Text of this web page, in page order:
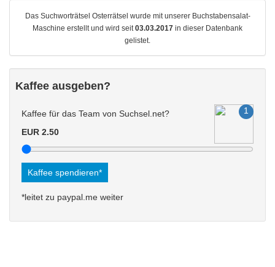
Das Suchworträtsel Osterrätsel wurde mit unserer Buchstabensalat-
Maschine erstellt und wird seit 03.03.2017 in dieser Datenbank
gelistet.
Kaffee ausgeben?
Kaffee für das Team von Suchsel.net?
EUR 2.50
Kaffee spendieren*
*leitet zu paypal.me weiter